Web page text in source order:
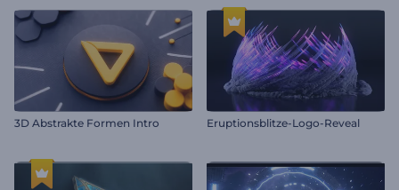
3D Abstrakte Formen Intro Eruptionsblitze-Logo-Reveal